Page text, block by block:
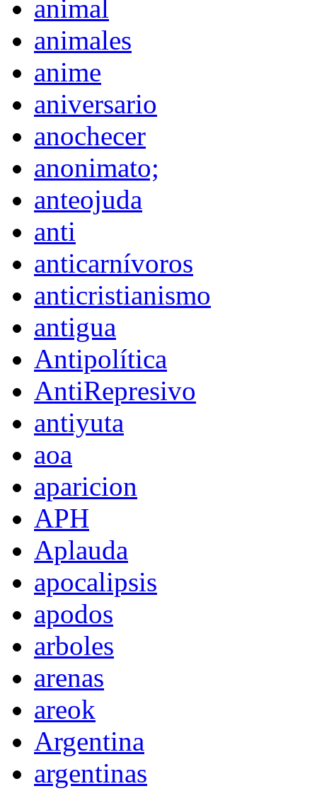
animal
animales
anime
aniversario
anochecer
anonimato;
anteojuda
anti
anticarnívoros
anticristianismo
antigua
Antipolítica
AntiRepresivo
antiyuta
aoa
aparicion
APH
Aplauda
apocalipsis
apodos
arboles
arenas
areok
Argentina
argentinas